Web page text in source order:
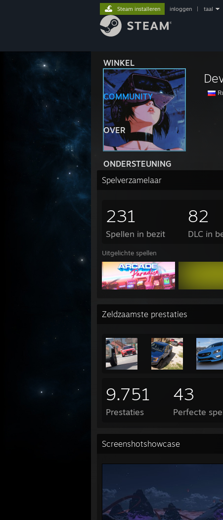
WINKEL
COMMUNITY
OVER
ONDERSTEUNING
Steam installeren inloggen taal
Spelverzamelaar
231
Spellen in bezit
82
DLC in
Uitgelichte spellen
Zeldzaamste prestaties
9.751
Prestaties
43
Perfecte
Screenshotshowcase